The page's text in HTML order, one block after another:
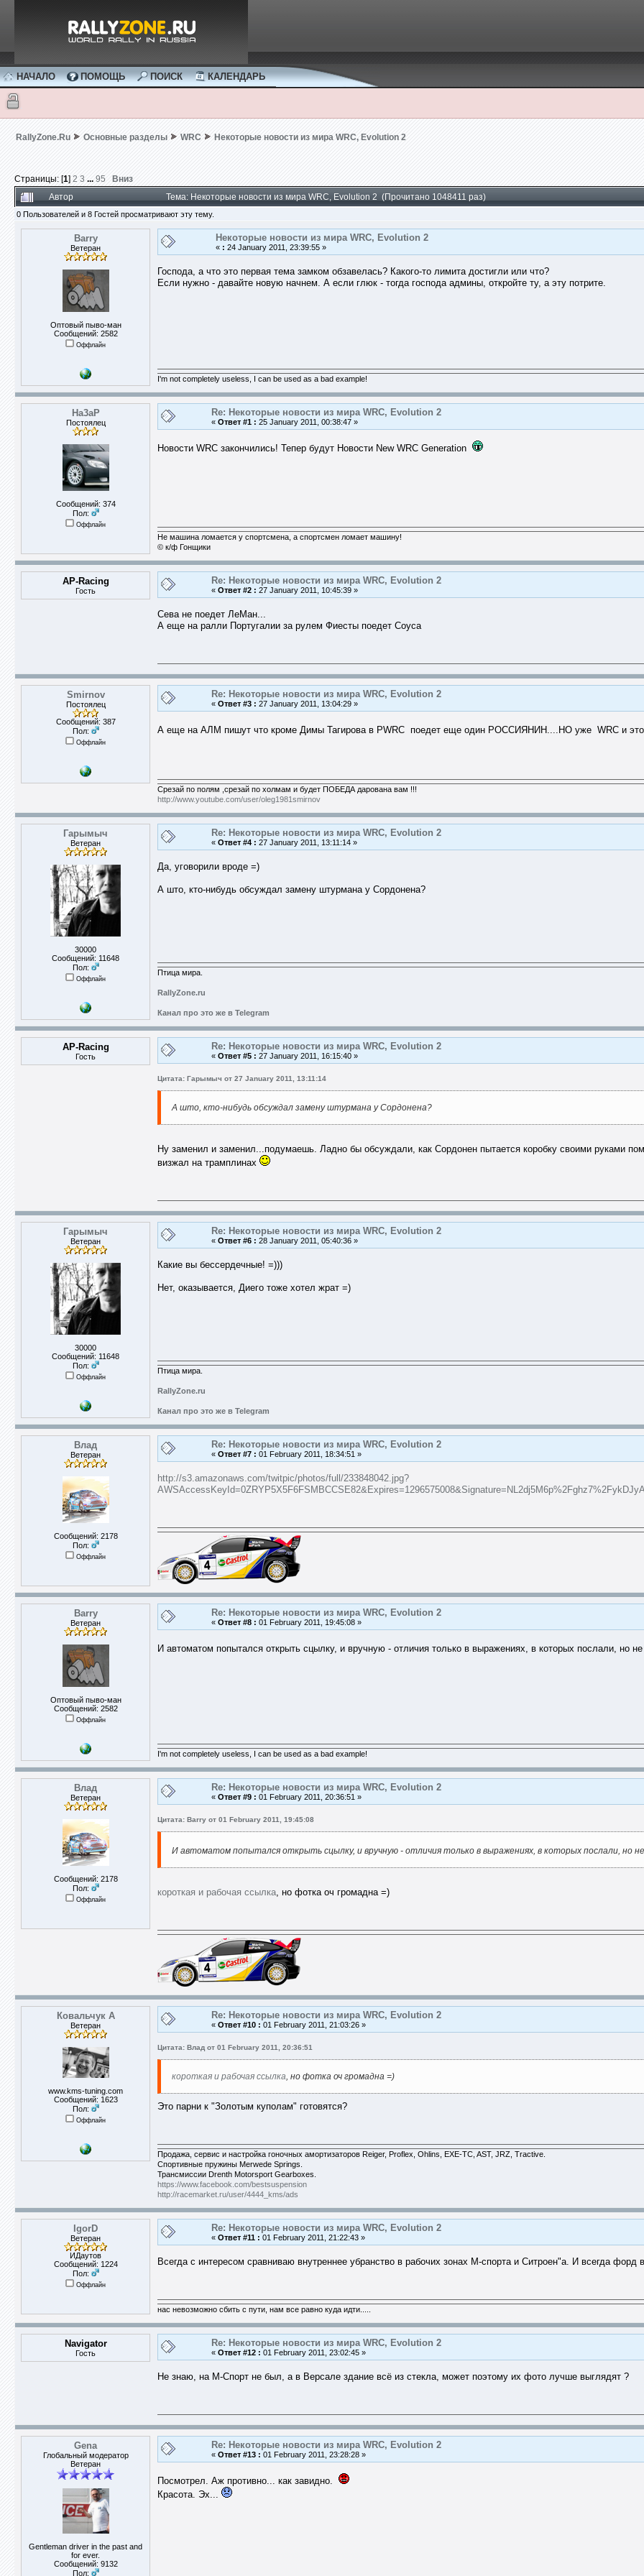
НАЧАЛО ПОМОЩЬ ПОИСК КАЛЕНДАРЬ
RallyZone.Ru Основные разделы WRC Некоторые новости из мира WRC, Evolution 2
Страницы: [1] 2 3 ... 95 Вниз
Автор Тема: Некоторые новости из мира WRC, Evolution 2 (Прочитано 1048411 раз)
0 Пользователей и 8 Гостей просматривают эту тему.
Barry
Ветеран
Оптовый пыво-ман
Сообщений: 2582
Оффлайн
Некоторые новости из мира WRC, Evolution 2
« : 24 January 2011, 23:39:55 »
Господа, а что это первая тема замком обзавелась? Какого-то лимита достигли или что?
Если нужно - давайте новую начнем. А если глюк - тогда господа админы, откройте ту, а эту потрите.
I'm not completely useless, I can be used as a bad example!
Ha3aP
Постоялец
Сообщений: 374
Пол:
Оффлайн
Re: Некоторые новости из мира WRC, Evolution 2
« Ответ #1 : 25 January 2011, 00:38:47 »
Новости WRC закончились! Тепер будут Новости New WRC Generation
Не машина ломается у спортсмена, а спортсмен ломает машину!
© к/ф Гонщики
AP-Racing
Гость
Re: Некоторые новости из мира WRC, Evolution 2
« Ответ #2 : 27 January 2011, 10:45:39 »
Сева не поедет ЛеМан...
А еще на ралли Португалии за рулем Фиесты поедет Соуса
Smirnov
Постоялец
Сообщений: 387
Пол:
Оффлайн
Re: Некоторые новости из мира WRC, Evolution 2
« Ответ #3 : 27 January 2011, 13:04:29 »
А еще на АЛМ пишут что кроме Димы Тагирова в PWRC поедет еще один РОССИЯНИН....НО уже WRC и
Срезай по полям ,срезай по холмам и будет ПОБЕДА дарована вам !!!
http://www.youtube.com/user/oleg1981smirnov
Гарымыч
Ветеран
30000
Сообщений: 11648
Пол:
Оффлайн
Re: Некоторые новости из мира WRC, Evolution 2
« Ответ #4 : 27 January 2011, 13:11:14 »
Да, уговорили вроде =)
А што, кто-нибудь обсуждал замену штурмана у Сордонена?
Птица мира.
RallyZone.ru
Канал про это же в Telegram
AP-Racing
Гость
Re: Некоторые новости из мира WRC, Evolution 2
« Ответ #5 : 27 January 2011, 16:15:40 »
Цитата: Гарымыч от 27 January 2011, 13:11:14
А што, кто-нибудь обсуждал замену штурмана у Сордонена?
Ну заменил и заменил...подумаешь. Ладно бы обсуждали, как Сордонен пытается коробку своими руками
визжал на трамплинах
Гарымыч
Ветеран
30000
Сообщений: 11648
Пол:
Оффлайн
Re: Некоторые новости из мира WRC, Evolution 2
« Ответ #6 : 28 January 2011, 05:40:36 »
Какие вы бессердечные! =)))
Нет, оказывается, Диего тоже хотел жрат =)
Птица мира.
RallyZone.ru
Канал про это же в Telegram
Влад
Ветеран
Сообщений: 2178
Пол:
Оффлайн
Re: Некоторые новости из мира WRC, Evolution 2
« Ответ #7 : 01 February 2011, 18:34:51 »
http://s3.amazonaws.com/twitpic/photos/full/233848042.jpg?
Barry
Ветеран
Оптовый пыво-ман
Сообщений: 2582
Оффлайн
Re: Некоторые новости из мира WRC, Evolution 2
« Ответ #8 : 01 February 2011, 19:45:08 »
И автоматом попытался открыть сцылку, и вручную - отличия только в выражениях, в которых послали, но не
I'm not completely useless, I can be used as a bad example!
Влад
Ветеран
Сообщений: 2178
Пол:
Оффлайн
Re: Некоторые новости из мира WRC, Evolution 2
« Ответ #9 : 01 February 2011, 20:36:51 »
Цитата: Barry от 01 February 2011, 19:45:08
И автоматом попытался открыть сцылку, и вручную - отличия только в выражениях, в которых послали, но
короткая и рабочая ссылка, но фотка оч громадна =)
Ковальчук А
Ветеран
www.kms-tuning.com
Сообщений: 1623
Пол:
Оффлайн
Re: Некоторые новости из мира WRC, Evolution 2
« Ответ #10 : 01 February 2011, 21:03:26 »
Цитата: Влад от 01 February 2011, 20:36:51
короткая и рабочая ссылка, но фотка оч громадна =)
Это парни к "Золотым куполам" готовятся?
Продажа, сервис и настройка гоночных амортизаторов Reiger, Proflex, Ohlins, EXE-TC, AST, JRZ, Tractive.
Спортивные пружины Merwede Springs.
Трансмиссии Drenth Motorsport Gearboxes.
https://www.facebook.com/bestsuspension
http://racemarket.ru/user/4444_kms/ads
IgorD
Ветеран
ИДаутов
Сообщений: 1224
Пол:
Оффлайн
Re: Некоторые новости из мира WRC, Evolution 2
« Ответ #11 : 01 February 2011, 21:22:43 »
Всегда с интересом сравниваю внутреннее убранство в рабочих зонах М-спорта и Ситроен"а. И всегда форд
нас невозможно сбить с пути, нам все равно куда идти.....
Navigator
Гость
Re: Некоторые новости из мира WRC, Evolution 2
« Ответ #12 : 01 February 2011, 23:02:45 »
Не знаю, на М-Спорт не был, а в Версале здание всё из стекла, может поэтому их фото лучше выглядят ?
Gena
Глобальный модератор
Ветеран
Gentleman driver in the past and
for ever.
Сообщений: 9132
Пол:
Re: Некоторые новости из мира WRC, Evolution 2
« Ответ #13 : 01 February 2011, 23:28:28 »
Посмотрел. Аж противно... как завидно.
Красота. Эх...